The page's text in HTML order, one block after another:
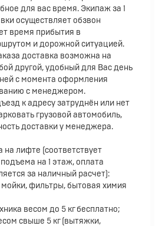
для вас время. Экипаж за 1
осуществляет обзвон
время прибытия в
и дорожной ситуацией.
доставка возможна на
другой, удобный для Вас день
с момента оформления
с менеджером.
к адресу затруднён или нет
грузовой автомобиль,
доставки у менеджера.
на лифте (соответствует
на 1 этаж, оплата
за наличный расчет):
мойки, фильтры, бытовая химия
весом до 5 кг бесплатно;
свыше 5 кг (вытяжки,